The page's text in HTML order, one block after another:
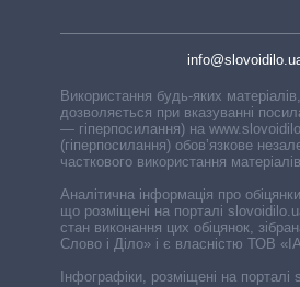
Використання будь-яких
дозволяється при вказуванні
— гіперпосилання) на
(гіперпосилання) обов’язкове
часткового використання
Аналітична інформація про обіцянки
що розміщені на порталі
стан виконання цих обіцянок,
Слово і Діло» і є власністю ТОВ
Інфографіки, розміщені на порталі